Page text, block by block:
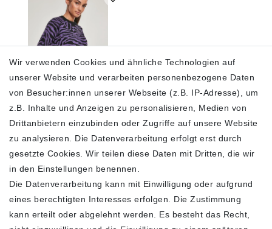
Urban Classics Damen
Ladies Short Tiger
39,90 €
Versandkosten
In den Warenkorb
Wir verwenden Cookies und ähnliche Technologien auf
unserer Website und verarbeiten personenbezogene Daten
von Besucher:innen unserer Webseite (z.B. IP-Adresse), um
z.B. Inhalte und Anzeigen zu personalisieren, Medien von
Drittanbietern einzubinden oder Zugriffe auf unsere Website
zu analysieren. Die Datenverarbeitung erfolgt erst durch
gesetzte Cookies. Wir teilen diese Daten mit Dritten, die wir
in den Einstellungen benennen.
Die Datenverarbeitung kann mit Einwilligung oder aufgrund
eines berechtigten Interesses erfolgen. Die Zustimmung
kann erteilt oder abgelehnt werden. Es besteht das Recht,